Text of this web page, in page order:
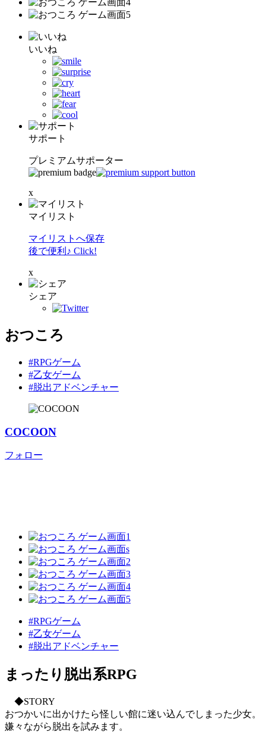
いいね
サポート
プレミアムサポーター
x
マイリスト
マイリストへ保存
後で便利♪ Click!
x
シェア
おつころ
#RPGゲーム
#乙女ゲーム
#脱出アドベンチャー
COCOON
フォロー
#RPGゲーム
#乙女ゲーム
#脱出アドベンチャー
まったり脱出系RPG
◆STORY
おつかいに出かけたら怪しい館に迷い込んでしまった少女。
嫌々ながら脱出を試みます。